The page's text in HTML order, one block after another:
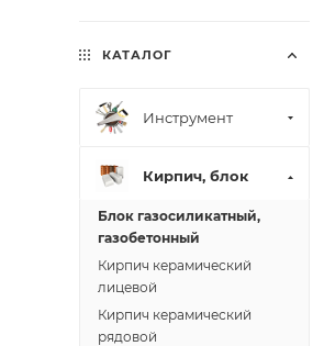
КАТАЛОГ
Инструмент
Кирпич, блок
Блок газосиликатный,
газобетонный
Кирпич керамический
лицевой
Кирпич керамический
рядовой